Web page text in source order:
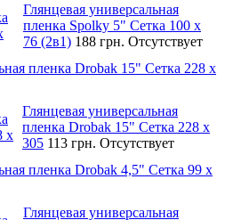
Глянцевая универсальная
пленка Spolky 5" Сетка 100 x
76 (2в1) 188 грн. Отсутствует
пленка Drobak 15" Сетка 228 x
Глянцевая универсальная
пленка Drobak 15" Сетка 228 x
305 113 грн. Отсутствует
пленка Drobak 4,5" Сетка 99 x
Глянцевая универсальная